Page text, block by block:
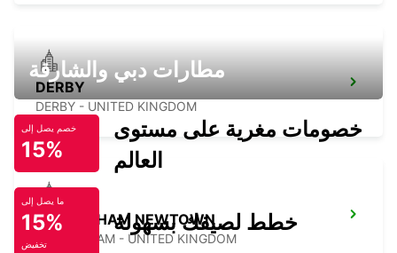
DERBY
DERBY - UNITED KINGDOM
BIRMINGHAM NEWTOWN
BIRMINGHAM - UNITED KINGDOM
مطارات دبي والشارقة
خصم يصل إلى
15%
خصومات مغرية على مستوى
العالم
ما يصل إلى
15%
تخفيض
خطط لصيفك بسهولة